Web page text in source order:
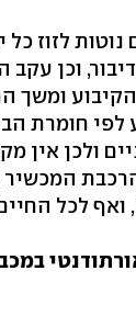
נוטות לזוז כל
וכן
ומשך
לפי חומרת
ולכן אין
לכל